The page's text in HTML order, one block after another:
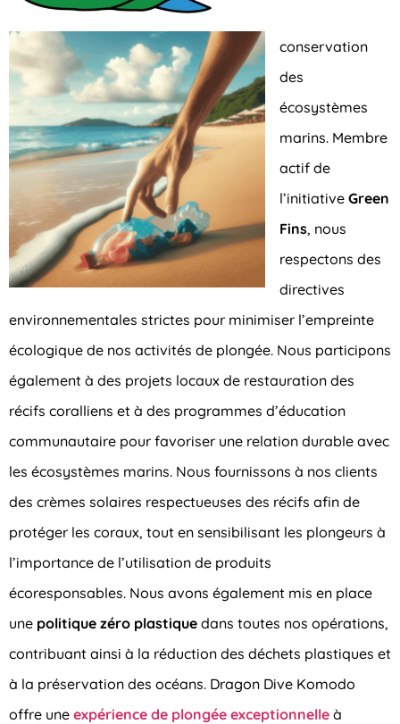
conservation
des
écosystèmes
marins. Membre
actif de
l’initiative Green
Fins, nous
respectons des
directives
environnementales strictes pour minimiser l’empreinte
écologique de nos activités de plongée. Nous participons
également à des projets locaux de restauration des
récifs coralliens et à des programmes d’éducation
communautaire pour favoriser une relation durable avec
les écosystèmes marins. Nous fournissons à nos clients
des crèmes solaires respectueuses des récifs afin de
protéger les coraux, tout en sensibilisant les plongeurs à
l’importance de l’utilisation de produits
écoresponsables. Nous avons également mis en place
une politique zéro plastique dans toutes nos opérations,
contribuant ainsi à la réduction des déchets plastiques et
à la préservation des océans. Dragon Dive Komodo
offre une expérience de plongée exceptionnelle à